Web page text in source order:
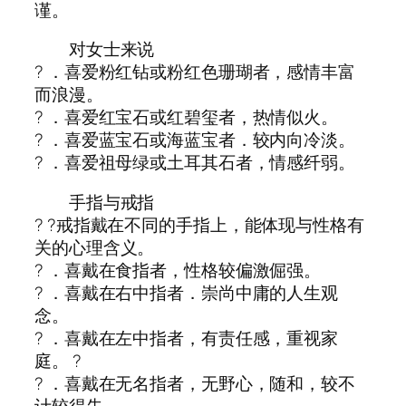
谨。
对女士来说
? ．喜爱粉红钻或粉红色珊瑚者，感情丰富
而浪漫。
? ．喜爱红宝石或红碧玺者，热情似火。
? ．喜爱蓝宝石或海蓝宝者．较内向冷淡。
? ．喜爱祖母绿或土耳其石者，情感纤弱。
手指与戒指
? ?戒指戴在不同的手指上，能体现与性格有
关的心理含义。
? ．喜戴在食指者，性格较偏激倔强。
? ．喜戴在右中指者．崇尚中庸的人生观
念。
? ．喜戴在左中指者，有责任感，重视家
庭。 ?
? ．喜戴在无名指者，无野心，随和，较不